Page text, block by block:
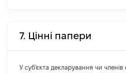
7. Цінні папери
У суб'єкта декларування чи членів